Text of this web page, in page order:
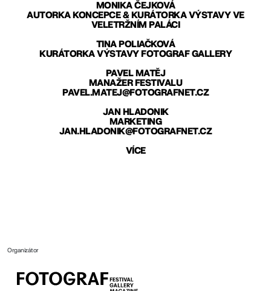
MONIKA ČEJKOVÁ
AUTORKA KONCEPCE & KURÁTORKA VÝSTAVY VE
VELETRŽNÍM PALÁCI
TINA POLIAČKOVÁ
KURÁTORKA VÝSTAVY FOTOGRAF GALLERY
PAVEL MATĚJ
MANAŽER FESTIVALU
PAVEL.MATEJ@FOTOGRAFNET.CZ
JAN HLADONIK
MARKETING
JAN.HLADONIK@FOTOGRAFNET.CZ
VÍCE
Organizátor